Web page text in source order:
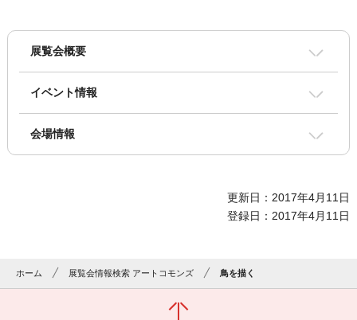
展覧会概要
イベント情報
会場情報
更新日：2017年4月11日
登録日：2017年4月11日
ホーム 展覧会情報検索 アートコモンズ 鳥を描く